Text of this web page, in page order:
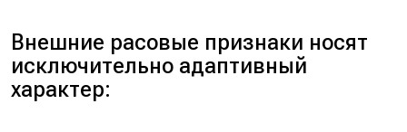
Внешние расовые признаки носят
исключительно адаптивный
характер: